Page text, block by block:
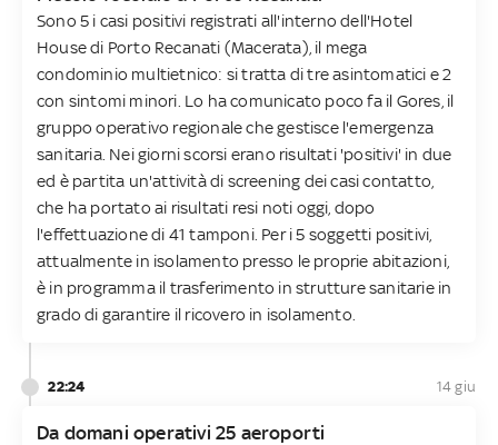
Sono 5 i casi positivi registrati all'interno dell'Hotel
House di Porto Recanati (Macerata), il mega
condominio multietnico: si tratta di tre asintomatici e 2
con sintomi minori. Lo ha comunicato poco fa il Gores, il
gruppo operativo regionale che gestisce l'emergenza
sanitaria. Nei giorni scorsi erano risultati 'positivi' in due
ed è partita un'attività di screening dei casi contatto,
che ha portato ai risultati resi noti oggi, dopo
l'effettuazione di 41 tamponi. Per i 5 soggetti positivi,
attualmente in isolamento presso le proprie abitazioni,
è in programma il trasferimento in strutture sanitarie in
grado di garantire il ricovero in isolamento.
22:24 14 giu
Da domani operativi 25 aeroporti